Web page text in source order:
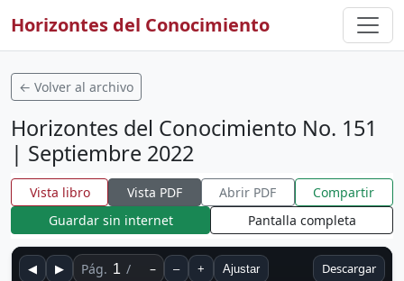
Horizontes del Conocimiento
← Volver al archivo
Horizontes del Conocimiento No. 151
| Septiembre 2022
Vista libro Vista PDF Abrir PDF
Compartir
Guardar sin internet
Pantalla completa